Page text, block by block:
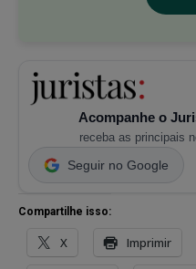
Acompanhe o
receba as principais
Seguir no Google
Compartilhe isso:
X Imprimir